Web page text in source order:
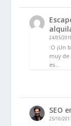
24/05/
:O ¡Un
muy de
es…
SEO
25/10/